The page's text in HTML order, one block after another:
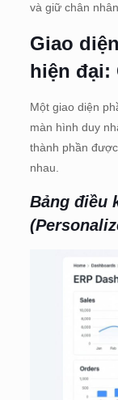
và giữ chân
Giao
hiện đại:
Một giao diện
màn hình duy
thành phần
nhau.
Bảng điều